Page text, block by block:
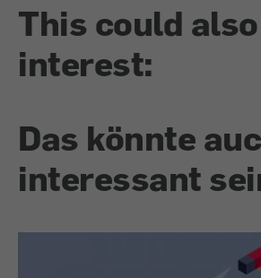
This could
interest:
Das könnte
interessant